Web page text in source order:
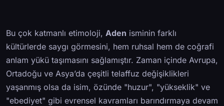
Bu çok katmanlı etimoloji, Aden isminin farklı
kültürlerde saygı görmesini, hem ruhsal hem de coğrafi
anlam yükü taşımasını sağlamıştır. Zaman içinde Avrupa,
Ortadoğu ve Asya’da çeşitli telaffuz değişiklikleri
yaşanmış olsa da isim, özünde "huzur", "yükseklik" ve
"ebediyet" gibi evrensel kavramları barındırmaya devam